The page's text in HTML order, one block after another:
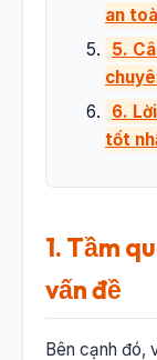
an
5.
6.
tốt
1. Tầm
vấn đề
Bên cạnh đó,